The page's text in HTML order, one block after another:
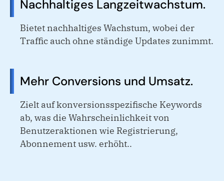
Nachhaltiges Langzeitwachstum.
Bietet nachhaltiges Wachstum, wobei der
Traffic auch ohne ständige Updates zunimmt.
Mehr Conversions und Umsatz.
Zielt auf konversionsspezifische Keywords
ab, was die Wahrscheinlichkeit von
Benutzeraktionen wie Registrierung,
Abonnement usw. erhöht..